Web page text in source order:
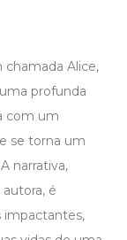
chamada Alice,
profunda
com um
se torna um
narrativa,
é
impactantes,